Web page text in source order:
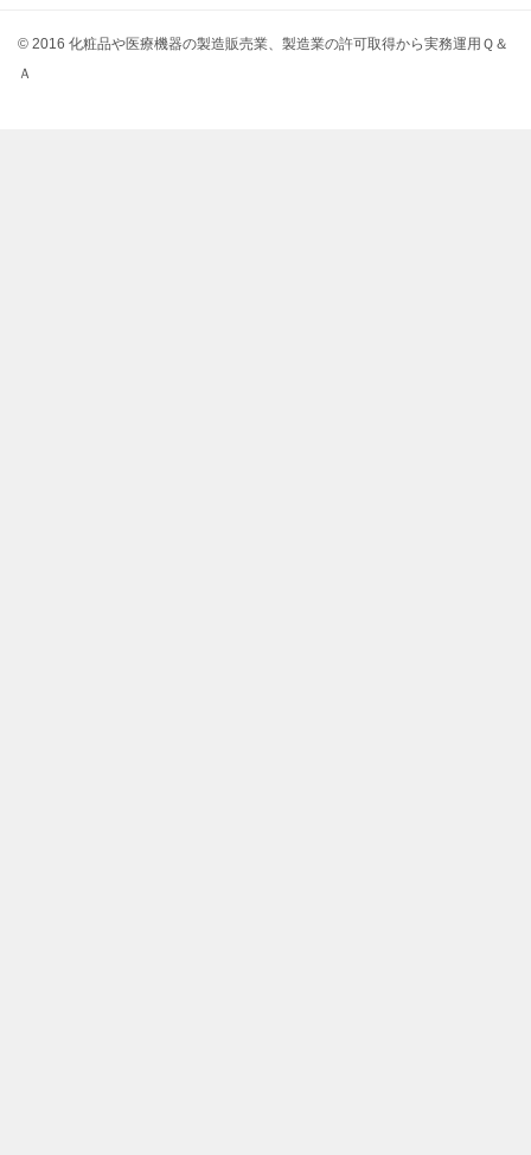
© 2016 化粧品や医療機器の製造販売業、製造業の許可取得から実務運用Ｑ＆
Ａ